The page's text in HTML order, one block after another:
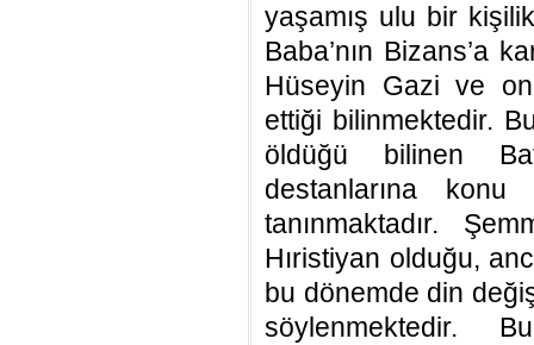
yaşamış ulu bir
Baba’nın Bizans’a
Hüseyin Gazi ve
ettiği bilinmektedir.
öldüğü bilinen
destanlarına
tanınmaktadır.
Hıristiyan olduğu,
bu dönemde din
söylenmektedir.